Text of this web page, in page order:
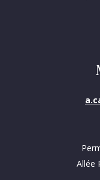
Allée